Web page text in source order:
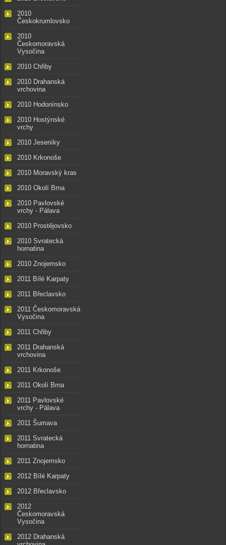
2010
Českokrumlovsko
2010
Českomoravská
Vysočina
2010 Chřiby
2010 Drahanská
vrchovina
2010 Hodonínsko
2010 Hostýnské
vrchy
2010 Jeseníky
2010 Krkonoše
2010 Moravský kras
2010 Okolí Brna
2010 Pavlovské
vrchy - Pálava
2010 Prostějovsko
2010 Svratecká
hornatina
2010 Znojemsko
2011 Bílé Karpaty
2011 Břeclavsko
2011 Českomoravská
Vysočina
2011 Chřiby
2011 Drahanská
vrchovina
2011 Krkonoše
2011 Okolí Brna
2011 Pavlovské
vrchy - Pálava
2011 Šumava
2011 Svratecká
hornatina
2011 Znojemsko
2012 Bílé Karpaty
2012 Břeclavsko
2012
Českomoravská
Vysočina
2012 Drahanská